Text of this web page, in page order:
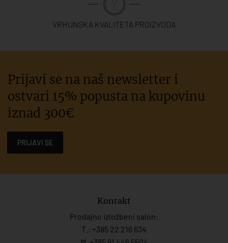
VRHUNSKA KVALITETA PROIZVODA
Prijavi se na naš newsletter i
ostvari 15% popusta na kupovinu
iznad 300€
PRIJAVI SE
Kontakt
Prodajno izložbeni salon:
T.: +385 22 216 634